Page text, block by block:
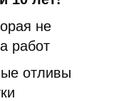
не
работ
отливы